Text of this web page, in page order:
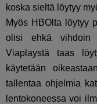
koska sieltä löytyy
Myös HBOlta löytyy
olisi ehkä vihdoin
Viaplaystä taas
käytetään
tallentaa ohjelmia
lentokoneessa voi